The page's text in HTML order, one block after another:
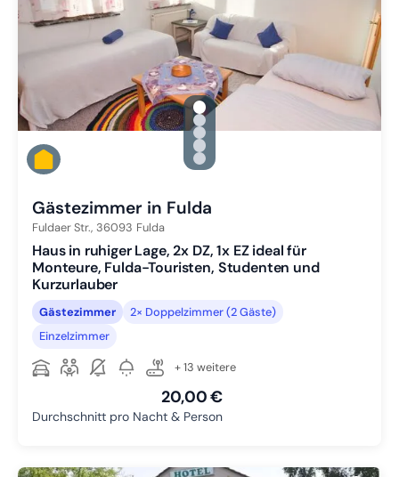
gallery.slide_selector
Zu Slide 1 wechseln
Zu Slide 2 wechseln
Zu Slide 3 wechseln
Zu Slide 4 wechseln
Zu Slide 5 wechseln
Gästezimmer in Fulda
Fuldaer Str., 36093 Fulda
Haus in ruhiger Lage, 2x DZ, 1x EZ ideal für
Monteure, Fulda-Touristen, Studenten und
Kurzurlauber
Gästezimmer
2× Doppelzimmer (2 Gäste)
Einzelzimmer
+ 13 weitere
20,00 €
Durchschnitt pro Nacht & Person